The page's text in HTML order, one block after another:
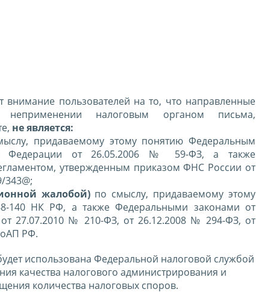
пользователей на то, что направленные
налоговым органом письма,
не является:
придаваемому этому понятию Федеральным
Федерации от 26.05.2006 № 59-ФЗ, а также
утвержденным приказом ФНС России от
жалобой)по смыслу, придаваемому этому
140 НК РФ, а также Федеральными законами от
27.07.2010 № 210-ФЗ, от 26.12.2008 № 294-ФЗ, от
РФ.
использована Федеральной налоговой службой
качества налогового администрирования и
количества налоговых споров.